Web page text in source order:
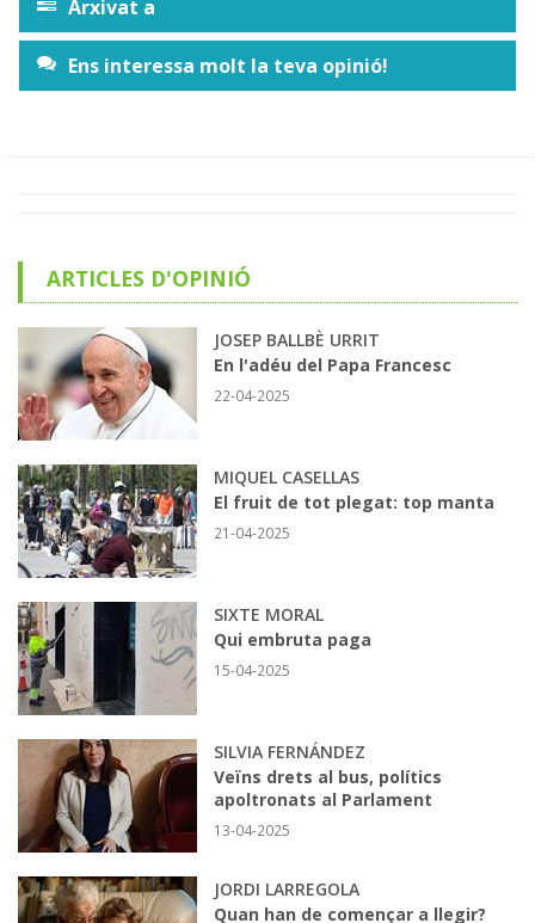
Arxivat a
Ens interessa molt la teva opinió!
ARTICLES D'OPINIÓ
JOSEP BALLBÈ URRIT
En l'adéu del Papa Francesc
22-04-2025
MIQUEL CASELLAS
El fruit de tot plegat: top manta
21-04-2025
SIXTE MORAL
Qui embruta paga
15-04-2025
SILVIA FERNÁNDEZ
Veïns drets al bus, polítics
apoltronats al Parlament
13-04-2025
JORDI LARREGOLA
Quan han de començar a llegir?